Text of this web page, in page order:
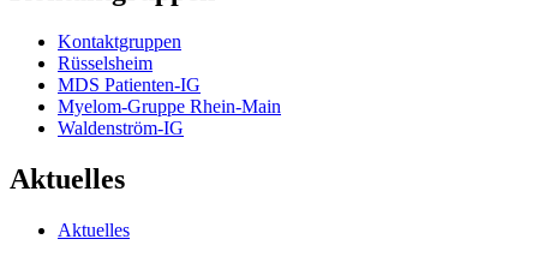
Kontaktgruppen
Rüsselsheim
MDS Patienten-IG
Myelom-Gruppe Rhein-Main
Waldenström-IG
Aktuelles
Aktuelles